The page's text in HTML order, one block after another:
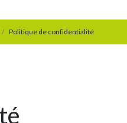
Politique de confidentialité